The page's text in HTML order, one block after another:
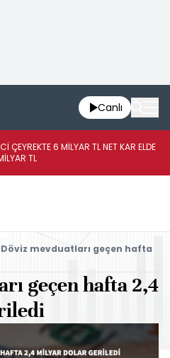
Canlı
ÇEYREKTE 6 MİLYAR TL NET KAR ELDE
TL
Döviz mevduatları geçen hafta
geçen hafta 2,4